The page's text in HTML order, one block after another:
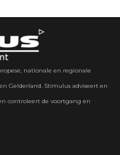
nationale en regionale
Gelderland. Stimulus adviseert en
controleert de voortgang en